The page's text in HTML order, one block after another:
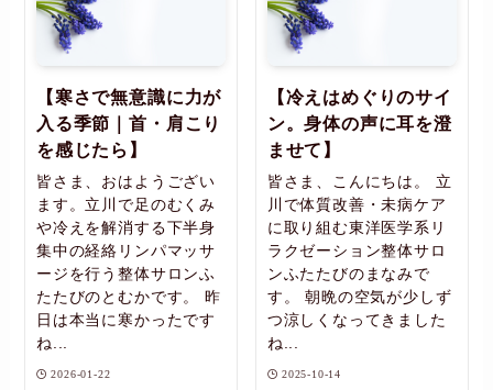
【寒さで無意識に力が
入る季節｜首・肩こり
を感じたら】
皆さま、おはようござい
ます。立川で足のむくみ
や冷えを解消する下半身
集中の経絡リンパマッサ
ージを行う整体サロンふ
たたびのとむかです。 昨
日は本当に寒かったです
ね...
2026-01-22
【冷えはめぐりのサイ
ン。身体の声に耳を澄
ませて】
皆さま、こんにちは。 立
川で体質改善・未病ケア
に取り組む東洋医学系リ
ラクゼーション整体サロ
ンふたたびのまなみで
す。 朝晩の空気が少しず
つ涼しくなってきました
ね...
2025-10-14